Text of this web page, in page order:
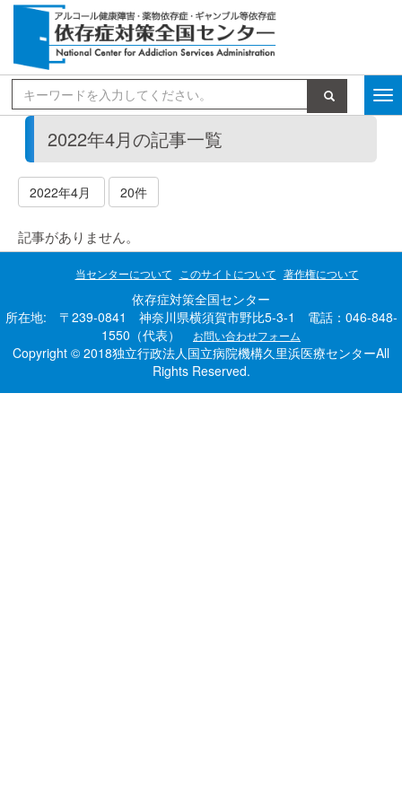
検索
2022年4月の記事一覧
2022年4月 20件
記事がありません。
当センターについて このサイトについて 著作権について
依存症対策全国センター
所在地: 〒239-0841 神奈川県横須賀市野比5-3-1 電話：046-848-
1550（代表）
お問い合わせフォーム
Copyright © 2018独立行政法人国立病院機構久里浜医療センターAll
Rights Reserved.